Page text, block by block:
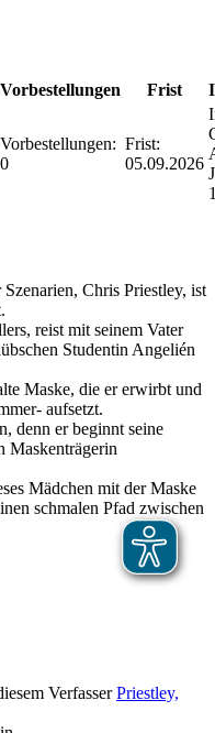
Vorbestellungen Frist
Vorbestellungen:
0
Frist:
05.09.2026
Chris Priestley, ist
reist mit seinem Vater
Studentin Angelién
Maske, die er erwirbt und
aufsetzt.
denn er beginnt seine
Maskenträgerin
Mädchen mit der Maske
schmalen Pfad zwischen
Verfasser Priestley,